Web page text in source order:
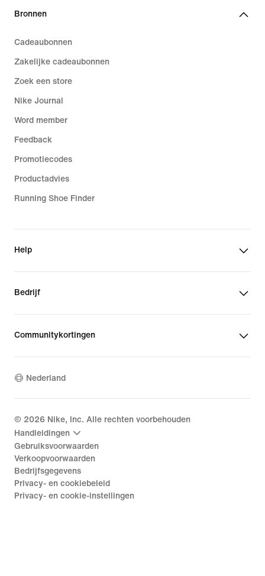
Bronnen
Cadeaubonnen
Zakelijke cadeaubonnen
Zoek een store
Nike Journal
Word member
Feedback
Promotiecodes
Productadvies
Running Shoe Finder
Help
Bedrijf
Communitykortingen
Nederland
© 2026 Nike, Inc. Alle rechten voorbehouden
Handleidingen
Gebruiksvoorwaarden
Verkoopvoorwaarden
Bedrijfsgegevens
Privacy- en cookiebeleid
Privacy- en cookie-instellingen